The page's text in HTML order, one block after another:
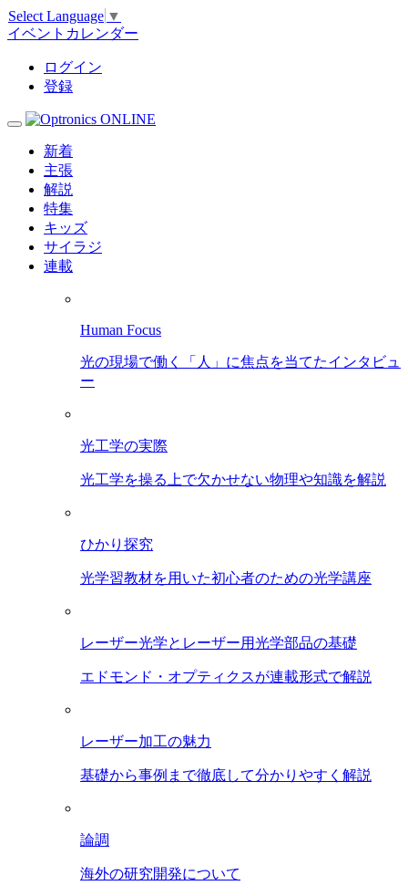
Select Language ▼
イベントカレンダー
ログイン
登録
新着
主張
解説
特集
キッズ
サイラジ
連載
Human Focus
光の現場で働く「人」に焦点を当てたインタビュ
ー
光工学の実際
光工学を操る上で欠かせない物理や知識を解説
ひかり探究
光学習教材を用いた初心者のための光学講座
レーザー光学とレーザー用光学部品の基礎
エドモンド・オプティクスが連載形式で解説
レーザー加工の魅力
基礎から事例まで徹底して分かりやすく解説
論調
海外の研究開発について